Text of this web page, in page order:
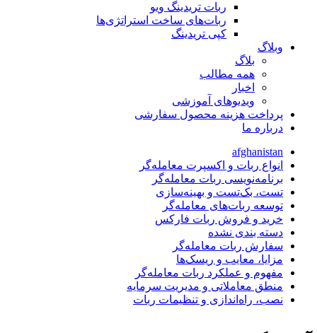
ربات تریدینگ ویو
ربات‌های ساخت استراتژی‌ها
کپی تریدینگ
وبلاگ
بلاگ
همه مطالب
اخبار
ویدیوهای آموزشی
پرداخت هزینه محصول سفارشی
درباره ما
afghanistan
انواع ربات و اکسپرت معامله‌گر
برنامه‌نویسی ربات معامله‌گر
تست، بک‌تست و بهینه‌سازی
توسعه ربات‌های معامله‌گر
خرید و فروش ربات فارکس
دسته بندی نشده
سفارش ربات معامله‌گر
مزایا، معایب و ریسک‌ها
مفهوم و عملکرد ربات معامله‌گر
منطق معاملاتی و مدیریت سرمایه
نصب، راه‌اندازی و تنظیمات ربات